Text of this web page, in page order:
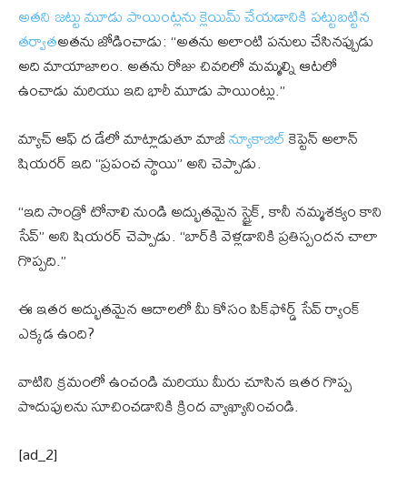
అతని జట్టు మూడు పాయింట్లను క్లెయిమ్ చేయడానికి పట్టుబట్టిన
తర్వాతఅతను జోడించాడు: “అతను అలాంటి పనులు చేసినప్పుడు
అది మాయాజాలం. అతను రోజు చివరిలో మమ్మల్ని ఆటలో
ఉంచాడు మరియు ఇది భారీ మూడు పాయింట్లు.”
మ్యాచ్ ఆఫ్ ద డేలో మాట్లాడుతూ మాజీన్యూకాజిల్కెప్టెన్ అలాన్
షియరర్ ఇది “ప్రపంచ స్థాయి” అని చెప్పాడు.
“ఇది సాండ్రో టోనాలి నుండి అద్భుతమైన స్ట్రైక్, కానీ నమ్మశక్యం కాని
సేవ్” అని షియరర్ చెప్పాడు. “బార్‌కి వెళ్లడానికి ప్రతిస్పందన చాలా
గొప్పది.”
ఈ ఇతర అద్భుతమైన ఆదాలలో మీ కోసం పిక్‌ఫోర్డ్ సేవ్ ర్యాంక్
ఎక్కడ ఉంది?
వాటిని క్రమంలో ఉంచండి మరియు మీరు చూసిన ఇతర గొప్ప
పొదుపులను సూచించడానికి క్రింద వ్యాఖ్యానించండి.
[ad_2]